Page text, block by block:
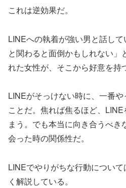
これは逆効果だ。
LINEへの執着が強い男と話し
と関わると面倒かもしれない」
れた女性が、そこから好意を持
LINEがそっけない時に、一番
ことだ。焦れば焦るほど、
まう。でも本当に向き合うべき
会った時の関係性だ。
LINEでやりがちな行動につい
く解説している。